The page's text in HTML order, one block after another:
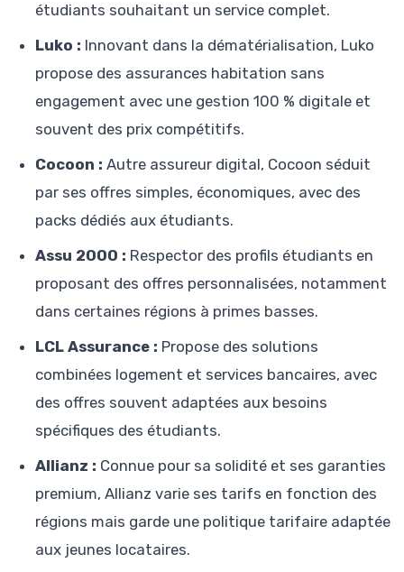
étudiants souhaitant un service complet.
Luko : Innovant dans la dématérialisation, Luko
propose des assurances habitation sans
engagement avec une gestion 100 % digitale et
souvent des prix compétitifs.
Cocoon : Autre assureur digital, Cocoon séduit
par ses offres simples, économiques, avec des
packs dédiés aux étudiants.
Assu 2000 : Respector des profils étudiants en
proposant des offres personnalisées, notamment
dans certaines régions à primes basses.
LCL Assurance : Propose des solutions
combinées logement et services bancaires, avec
des offres souvent adaptées aux besoins
spécifiques des étudiants.
Allianz : Connue pour sa solidité et ses garanties
premium, Allianz varie ses tarifs en fonction des
régions mais garde une politique tarifaire adaptée
aux jeunes locataires.